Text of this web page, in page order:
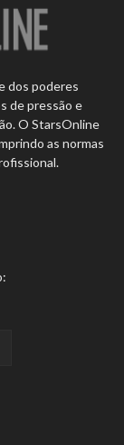
dos poderes
de pressão e
O StarsOnline
as normas